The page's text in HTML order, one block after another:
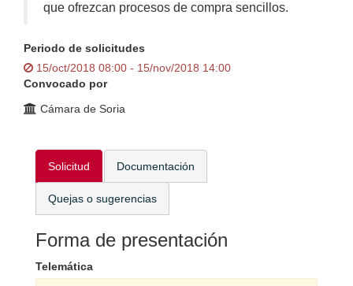
que ofrezcan procesos de compra sencillos.
Periodo de solicitudes
15/oct/2018 08:00 - 15/nov/2018 14:00
Convocado por
Cámara de Soria
Solicitud Documentación
Quejas o sugerencias
Forma de presentación
Telemática